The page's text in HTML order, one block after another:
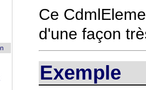
Ce
d'une façon
Exemple